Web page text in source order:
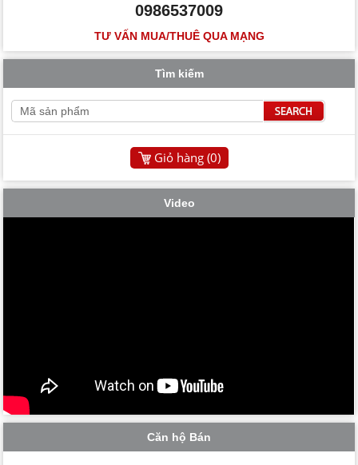
0986537009
TƯ VẤN MUA/THUÊ QUA MẠNG
Tìm kiếm
Giỏ hàng (0)
Video
Căn hộ Bán